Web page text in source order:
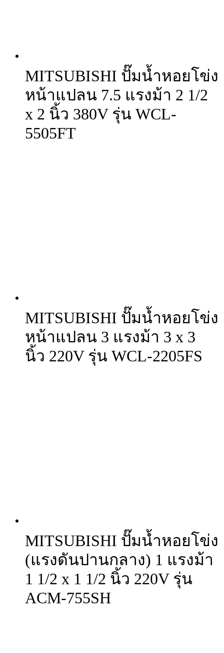
MITSUBISHI ปั๊มน้ำหอยโข่ง
หน้าแปลน 7.5 แรงม้า 2 1/2
x 2 นิ้ว 380V รุ่น WCL-
5505FT
MITSUBISHI ปั๊มน้ำหอยโข่ง
หน้าแปลน 3 แรงม้า 3 x 3
นิ้ว 220V รุ่น WCL-2205FS
MITSUBISHI ปั๊มน้ำหอยโข่ง
(แรงดันปานกลาง) 1 แรงม้า
1 1/2 x 1 1/2 นิ้ว 220V รุ่น
ACM-755SH